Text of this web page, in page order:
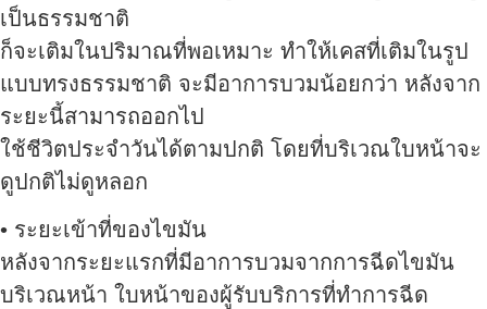
เป็นธรรมชาติ
ก็จะเติมในปริมาณที่พอเหมาะ ทำให้เคสที่เติมในรูป
แบบทรงธรรมชาติ จะมีอาการบวมน้อยกว่า หลังจาก
ระยะนี้สามารถออกไป
ใช้ชีวิตประจำวันได้ตามปกติ โดยที่บริเวณใบหน้าจะ
ดูปกติไม่ดูหลอก
• ระยะเข้าที่ของไขมัน
หลังจากระยะแรกที่มีอาการบวมจากการฉีดไขมัน
บริเวณหน้า ใบหน้าของผู้รับบริการที่ทำการฉีด